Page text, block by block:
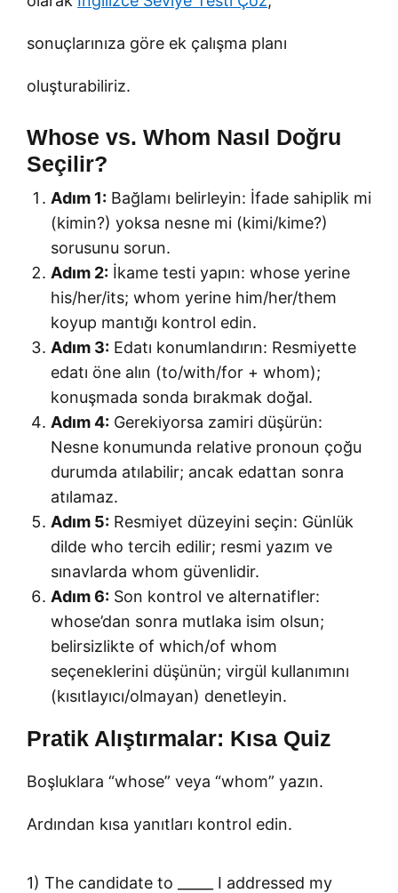
sonuçlarınıza göre ek çalışma planı
oluşturabiliriz.
Whose vs. Whom Nasıl Doğru
Seçilir?
Adım 1: Bağlamı belirleyin: İfade sahiplik mi
(kimin?) yoksa nesne mi (kimi/kime?)
sorusunu sorun.
Adım 2: İkame testi yapın: whose yerine
his/her/its; whom yerine him/her/them
koyup mantığı kontrol edin.
Adım 3: Edatı konumlandırın: Resmiyette
edatı öne alın (to/with/for + whom);
konuşmada sonda bırakmak doğal.
Adım 4: Gerekiyorsa zamiri düşürün:
Nesne konumunda relative pronoun çoğu
durumda atılabilir; ancak edattan sonra
atılamaz.
Adım 5: Resmiyet düzeyini seçin: Günlük
dilde who tercih edilir; resmi yazım ve
sınavlarda whom güvenlidir.
Adım 6: Son kontrol ve alternatifler:
whose’dan sonra mutlaka isim olsun;
belirsizlikte of which/of whom
seçeneklerini düşünün; virgül kullanımını
(kısıtlayıcı/olmayan) denetleyin.
Pratik Alıştırmalar: Kısa Quiz
Boşluklara “whose” veya “whom” yazın.
Ardından kısa yanıtları kontrol edin.
1) The candidate to _____ I addressed my